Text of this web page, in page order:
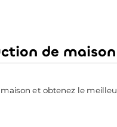
de maison
et obtenez le